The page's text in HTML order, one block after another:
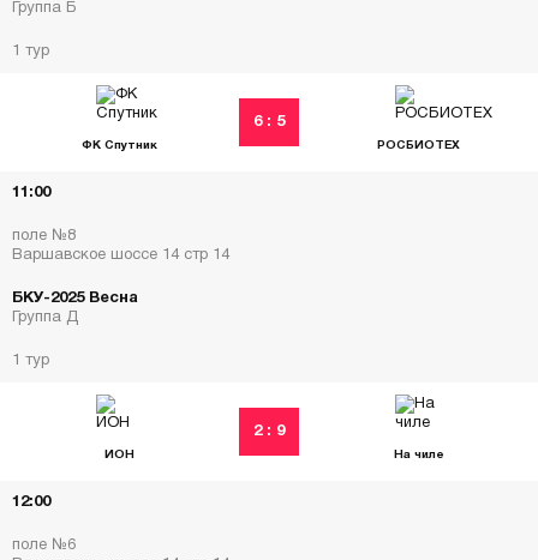
1 тур
Группа Б
11:00
поле №8
Варшавское шоссе 14 стр 14
1 тур
ФК Спутник
6 : 5
РОСБИОТЕХ
БКУ-2025 Весна
Группа Д
12:00
поле №6
ИОН
2 : 9
На чиле